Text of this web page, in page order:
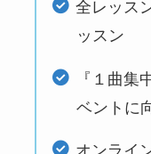
全レッス
ッスン
『１曲集
ベントに